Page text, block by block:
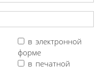
в электронной
форме
в печатной